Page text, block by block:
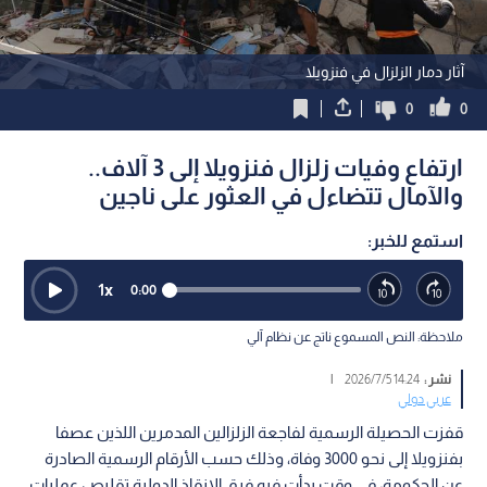
آثار دمار الزلزال في فنزويلا
0
0
ارتفاع وفيات زلزال فنزويلا إلى 3 آلاف..
والآمال تتضاءل في العثور على ناجين
استمع للخبر:
0:00
1x
ملاحظة: النص المسموع ناتج عن نظام آلي
نشر :14:24 2026/7/5
|
عربي دولي
قفزت الحصيلة الرسمية لفاجعة الزلزالين المدمرين اللذين عصفا
بفنزويلا إلى نحو 3000 وفاة، وذلك حسب الأرقام الرسمية الصادرة